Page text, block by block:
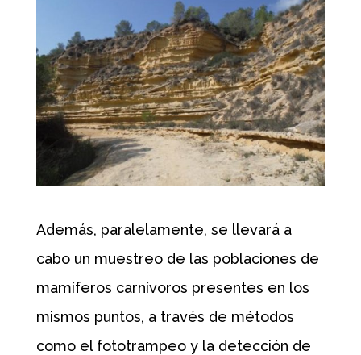
Además, paralelamente, se llevará a
cabo un muestreo de las poblaciones de
mamíferos carnívoros presentes en los
mismos puntos, a través de métodos
como el fototrampeo y la detección de